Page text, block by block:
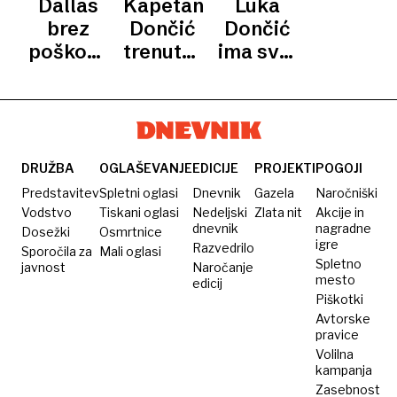
Dončića
rekordnih
50.000
Dallas
brez
poškodovanega
premagal
Kapetan
Dončić
trenutno
le o
reprezentanci
Luka
Dončić
ima svoj
Lado
Leskovar
je
plesal z
Jovanko,
Jurij
Souček
je
ljubitelj
DRUŽBA
Predstavitev
Vodstvo
Dosežki
Sporočila za
javnost
OGLAŠEVANJE
Spletni oglasi
Tiskani oglasi
Osmrtnice
Mali oglasi
EDICIJE
Dnevnik
Nedeljski
dnevnik
Razvedrilo
Naročanje
edicij
PROJEKTI
Gazela
Zlata nit
POGOJI
Naročniški
Akcije in
nagradne
igre
Spletno
mesto
Piškotki
Avtorske
pravice
Volilna
kampanja
Zasebnost